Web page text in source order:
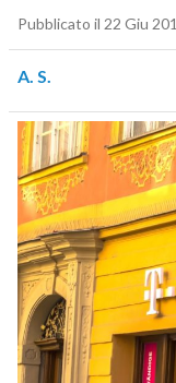
Pubblicato il 22 Giu
A. S.